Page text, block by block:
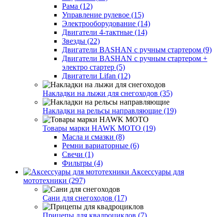
Рама (12)
Управление рулевое (15)
Электрооборудование (14)
Двигатели 4-тактные (14)
Звезды (22)
Двигатели BASHAN с ручным стартером (9)
Двигатели BASHAN с ручным стартером +
электро стартер (5)
Двигатели Lifan (12)
Накладки на лыжи для снегоходов (35)
Накладки на рельсы направляющие (19)
Товары марки HAWK MOTO (19)
Масла и смазки (8)
Ремни вариаторные (6)
Свечи (1)
Фильтры (4)
Аксессуары для
мототехники (297)
Сани для снегоходов (17)
Прицепы для квадроциклов (7)